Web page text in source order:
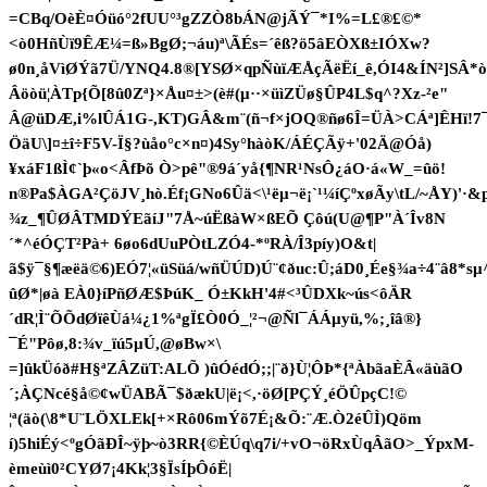
=CBq/OèÈ¤Óüó°2fUU°³gZZÒ8bÁN@jÃÝ¯*I%=L£®£©*
<ò0HñÙï9ÊÆ¼=ß»BgØ;¬áu)ª\ÃÉs=´êß?ö5âEÒXß±IÓXw?
ø0n¸åVìØÝã7Ü/
Âöòü¦ÀTp{Õ[8û0Zª}×Åu¤±>(è#(µ··×üìZÜø§ÛP4L$q^?Xz-²e"
Â@üDÆ,i%lÛÁ1G-
ÖäU\]¤±î÷F5V-Ï§?ùåo°c×n¤)4Sy°hàòK/ÁÉÇÃÿ+'02Ä@Óå)
¥xáF1ßÌ¢`þ«o<ÂfÞõ Ò>pê"®9á´yå{¶NR¹NsÔ¿áO·á«W_=ûö!
n®Pa$ÀGA²ÇöJV¸hò.Éf¡GNo6Ûä<\¹ëµ¬ë¡`¹¼íÇºxøÃy\tL/
¾z_¶ÛØÂTMDÝEãíJ"7Å~úËßàW×ßEÕ Çôú(U@¶P"À´Îv8N
´*^éÓÇT²Pà+ 6øo6dUuPÒtLZÓ4-*ºRÀ/Î3píy)O&t|
ã$ÿ¯§¶æëä©6)EÓ7¦«üSüá/
ûØ*|øà EÀ0}íPñØÆ$ÞúK_ Ó±KkH'4#<³ÛDXk~ús<ôÄR
´dR¦Ì¨ÕÕdØïêÙá¼¿1%ªgÏ£Ò0Ó_¦²¬@Ñl¯ÁÁµyü,%;¸îâ®}
¯É"Pôø,8:¾v_ïú5µÚ,@øBw×\
=]ûkÜóð#H§ªZÂZüT:ALÕ )ûÓédÓ;;|¨ð}Ù¦ÔÞ*{ªÀbãaÈÂ«äùãO
´;ÀÇNcé§å©¢wÜABÃ¯$ðækU|ë¡<,·öØ[PÇÝ¸éÖÛpçC!©­
¦ª(äò(\8*U¨LÖXLEk[+×Rô06mÝõ7É¡&Õ:¨Æ.Ò2éÛÌ)Qöm
í)5hiÉý<ºgÓãÐÎ~ÿþ~ò3RR{©ÈÚq\q7i/+vO¬öRxÙqÂãO>_ÝpxM-
èmeùì0²CYØ7¡4Kk¦3§ÏsÍþÔóË|